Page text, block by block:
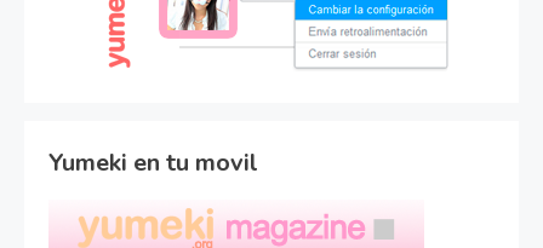
Yumeki en tu movil